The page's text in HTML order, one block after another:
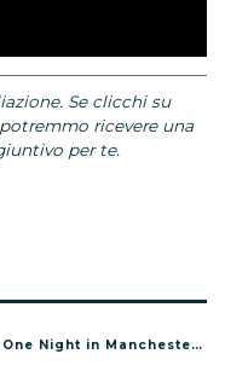
Se clicchi su
ricevere una
per te.
quando esce su Netflix e cosa sapere